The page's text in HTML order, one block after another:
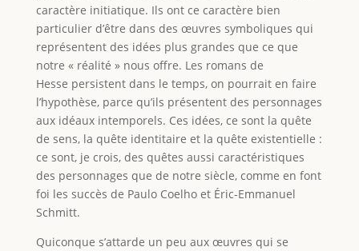
caractère initiatique. Ils ont ce caractère bien
particulier d’être dans des œuvres symboliques qui
représentent des idées plus grandes que ce que
notre « réalité » nous offre. Les romans de
Hesse persistent dans le temps, on pourrait en faire
l’hypothèse, parce qu’ils présentent des personnages
aux idéaux intemporels. Ces idées, ce sont la quête
de sens, la quête identitaire et la quête existentielle :
ce sont, je crois, des quêtes aussi caractéristiques
des personnages que de notre siècle, comme en font
foi les succès de Paulo Coelho et Éric-Emmanuel
Schmitt.
Quiconque s’attarde un peu aux œuvres qui se